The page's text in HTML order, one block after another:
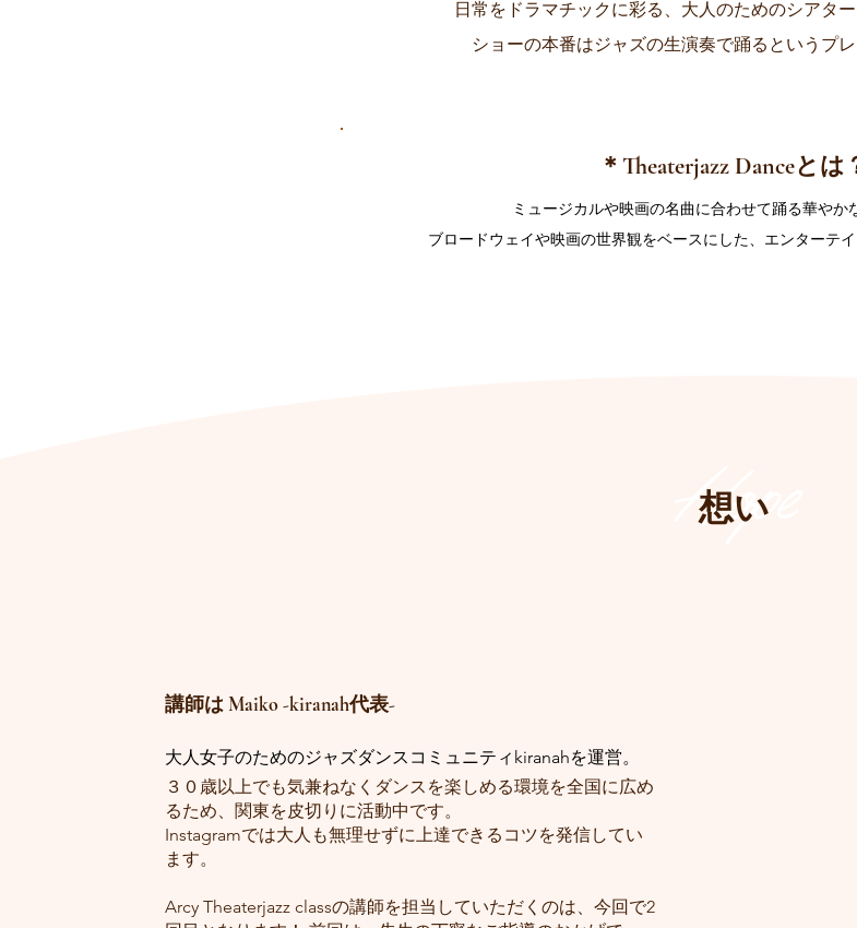
日常をドラマチックに彩る、​大人のためのシアタ
ショーの本番はジャズの生演奏で踊るというプ
＊Theaterjazz Danceとは
ミュージカルや映画の名曲に合わせて踊る華やか
ブロードウェイや映画の世界観をベースにした、エンターテ
Hope
想い
講師は Maiko -kiranah代表-
大人女子のためのジャズダンスコミュニティkiranahを運営。
３０歳以上でも気兼ねなくダンスを楽しめる環境を全国に広め
るため、関東を皮切りに活動中です。
Instagramでは大人も無理せずに上達できるコツを発信してい
ます。
Arcy Theaterjazz classの講師を担当していただくのは、今回で2